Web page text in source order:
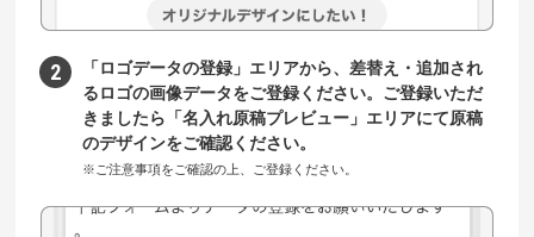
「ロゴデータの登録」エリアから、差替え・追加され
るロゴの画像データをご登録ください。ご登録いただ
きましたら「名入れ原稿プレビュー」エリアにて原稿
のデザインをご確認ください。
※ご注意事項をご確認の上、ご登録ください。